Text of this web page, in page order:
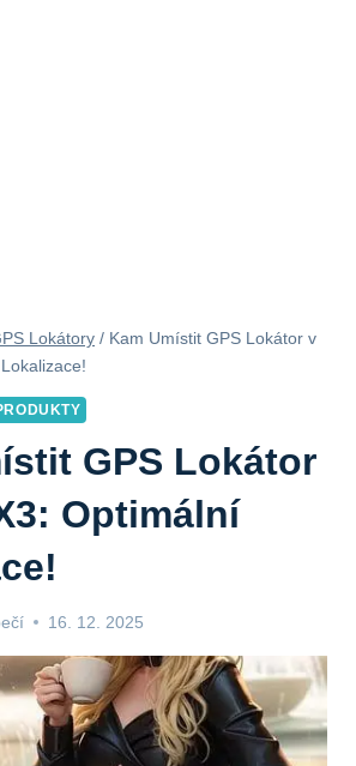
Lokátory / Kam Umístit GPS Lokátor v
GPS Lokátor
Optimální
16. 12. 2025